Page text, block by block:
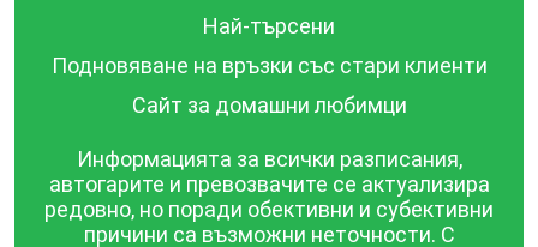
Най-търсени
Подновяване на връзки със стари клиенти
Сайт за домашни любимци
Информацията за всички разписания,
автогарите и превозвачите се актуализира
редовно, но поради обективни и субективни
причини са възможни неточности. С